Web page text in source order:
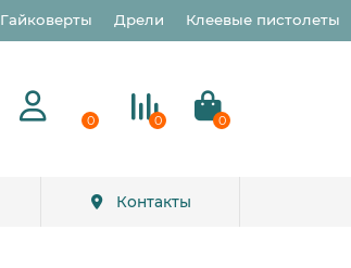
Гайковерты Дрели Клеевые пистолеты
0 0 0
Контакты